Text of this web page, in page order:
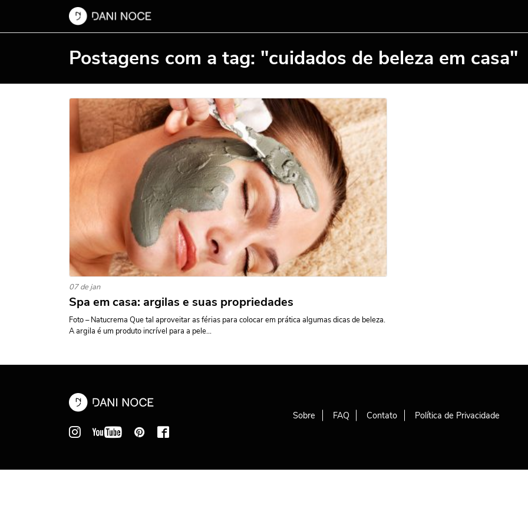
Postagens com a tag: "cuidados de beleza em casa"
07 de jan
Spa em casa: argilas e suas propriedades
Foto – Natucrema Que tal aproveitar as férias para colocar em prática algumas dicas de beleza.
A argila é um produto incrível para a pele...
Sobre FAQ Contato Política de Privacidade